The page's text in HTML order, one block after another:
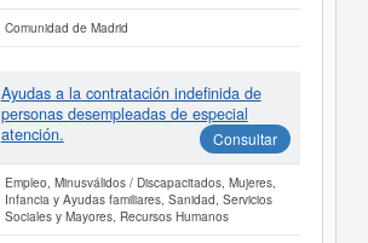
Comunidad de Madrid
Ayudas a la contratación indefinida de
personas desempleadas de especial
atención.
Consultar
Empleo, Minusválidos / Discapacitados, Mujeres,
Infancia y Ayudas familiares, Sanidad, Servicios
Sociales y Mayores, Recursos Humanos